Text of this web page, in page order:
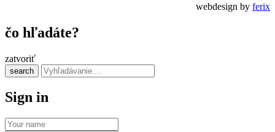
webdesign by ferix
čo hľadáte?
zatvoriť
search
Sign in